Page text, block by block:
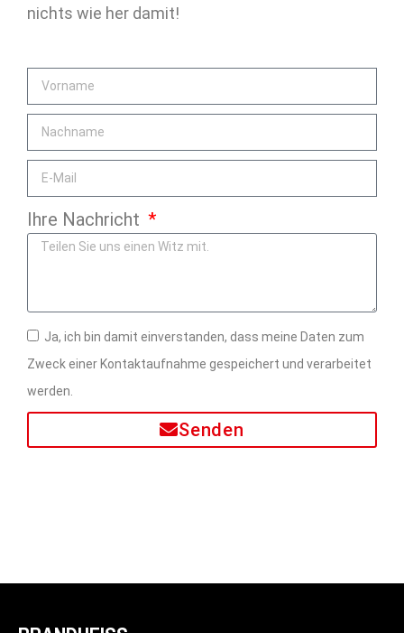
nichts wie her damit!
Ihre Nachricht
Ja, ich bin damit einverstanden, dass meine Daten zum
Zweck einer Kontaktaufnahme gespeichert und verarbeitet
werden.
Senden